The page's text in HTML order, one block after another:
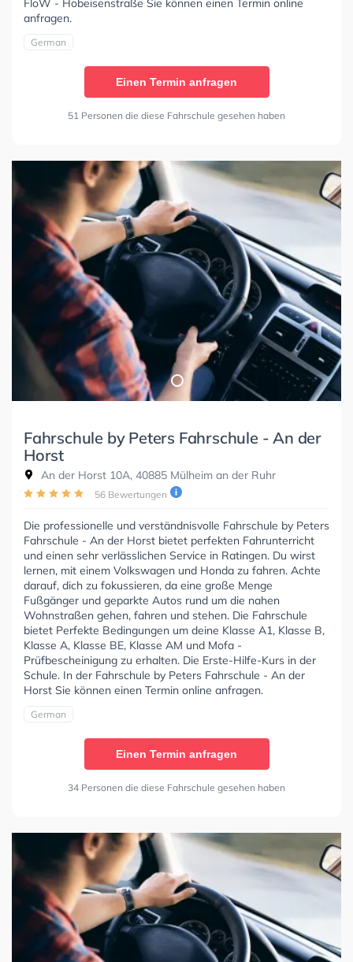
FloW - Hobeisenstraße Sie können einen Termin online
anfragen.
German
Einen Termin anfragen
51 Personen die diese Fahrschule gesehen haben
Fahrschule by Peters Fahrschule - An der
Horst
An der Horst 10A, 40885 Mülheim an der Ruhr
56 Bewertungen
Die professionelle und verständnisvolle Fahrschule by Peters
Fahrschule - An der Horst bietet perfekten Fahrunterricht
und einen sehr verlässlichen Service in Ratingen. Du wirst
lernen, mit einem Volkswagen und Honda zu fahren. Achte
darauf, dich zu fokussieren, da eine große Menge
Fußgänger und geparkte Autos rund um die nahen
Wohnstraßen gehen, fahren und stehen. Die Fahrschule
bietet Perfekte Bedingungen um deine Klasse A1, Klasse B,
Klasse A, Klasse BE, Klasse AM und Mofa -
Prüfbescheinigung zu erhalten. Die Erste-Hilfe-Kurs in der
Schule. In der Fahrschule by Peters Fahrschule - An der
Horst Sie können einen Termin online anfragen.
German
Einen Termin anfragen
34 Personen die diese Fahrschule gesehen haben